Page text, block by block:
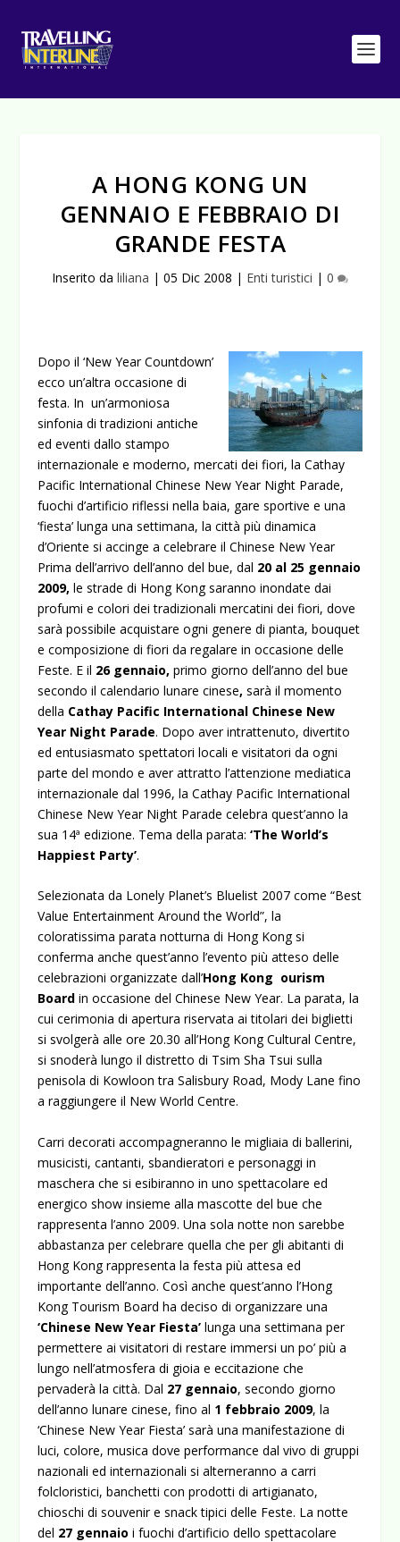
A HONG KONG UN
GENNAIO E FEBBRAIO DI
GRANDE FESTA
Inserito da liliana | 05 Dic 2008 | Enti turistici | 0
Dopo il ‘New Year Countdown’
ecco un’altra occasione di
festa. In un’armoniosa
sinfonia di tradizioni antiche
ed eventi dallo stampo
internazionale e moderno, mercati dei fiori, la Cathay
Pacific International Chinese New Year Night Parade,
fuochi d’artificio riflessi nella baia, gare sportive e una
‘fiesta’ lunga una settimana, la città più dinamica
d’Oriente si accinge a celebrare il Chinese New Year
Prima dell’arrivo dell’anno del bue,dal 20 al 25 gennaio
2009,le strade di Hong Kong saranno inondate dai
profumi e colori dei tradizionali mercatini dei fiori, dove
sarà possibile acquistare ogni genere di pianta, bouquet
e composizione di fiori da regalare in occasione delle
Feste. E il 26 gennaio,primo giorno dell’anno del bue
secondo il calendario lunare cinese,sarà il momento
della Cathay Pacific International Chinese New
Year Night Parade. Dopo aver intrattenuto, divertito
ed entusiasmato spettatori locali e visitatori da ogni
parte del mondo e aver attratto l’attenzione mediatica
internazionale dal 1996, la Cathay Pacific International
Chinese New Year Night Parade celebra quest’anno la
sua 14ª edizione. Tema della parata:‘The World’s
Happiest Party’.
Selezionata da Lonely Planet’s Bluelist 2007 come “Best
Value Entertainment Around the World”, la
coloratissima parata notturna di Hong Kong si
conferma anche quest’anno l’evento più atteso delle
celebrazioni organizzate dall’Hong Kong ourism
Boardin occasione del Chinese New Year. La parata, la
cui cerimonia di apertura riservata ai titolari dei biglietti
si svolgerà alle ore 20.30 all’Hong Kong Cultural Centre,
si snoderà lungo il distretto di Tsim Sha Tsui sulla
penisola di Kowloon tra Salisbury Road, Mody Lane fino
a raggiungere il New World Centre.
Carri decorati accompagneranno le migliaia di ballerini,
musicisti, cantanti, sbandieratori e personaggi in
maschera che si esibiranno in uno spettacolare ed
energico show insieme alla mascotte del bue che
rappresenta l’anno 2009. Una sola notte non sarebbe
abbastanza per celebrare quella che per gli abitanti di
Hong Kong rappresenta la festa più attesa ed
importante dell’anno. Così anche quest’anno l’Hong
Kong Tourism Board ha deciso di organizzare una
‘Chinese New Year Fiesta’lunga una settimana per
permettere ai visitatori di restare immersi un po’ più a
lungo nell’atmosfera di gioia e eccitazione che
pervaderà la città. Dal 27 gennaio, secondo giorno
dell’anno lunare cinese, fino al 1 febbraio 2009, la
‘Chinese New Year Fiesta’ sarà una manifestazione di
luci, colore, musica dove performance dal vivo di gruppi
nazionali ed internazionali si alterneranno a carri
folcloristici, banchetti con prodotti di artigianato,
chioschi di souvenir e snack tipici delle Feste. La notte
del 27 gennaioi fuochi d’artificio dello spettacolare